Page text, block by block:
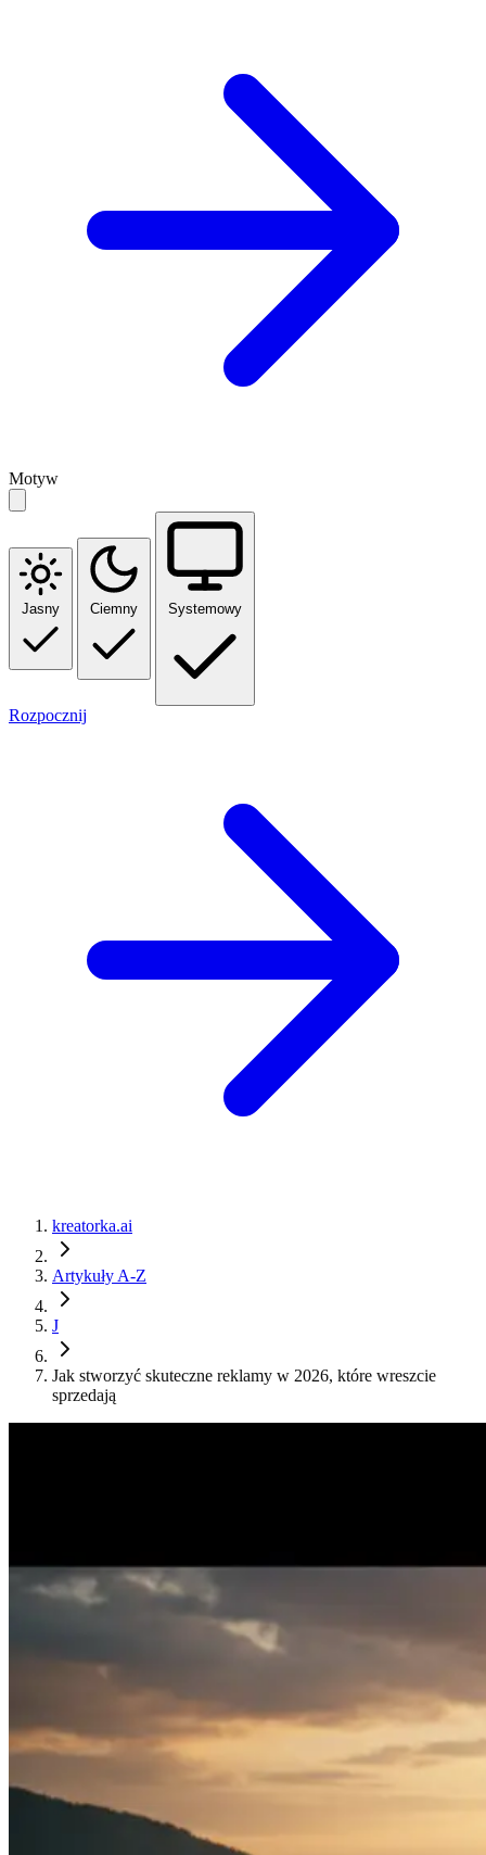
Motyw
Jasny Ciemny Systemowy
Rozpocznij
kreatorka.ai
Artykuły A-Z
J
Jak stworzyć skuteczne reklamy w 2026, które wreszcie
sprzedają